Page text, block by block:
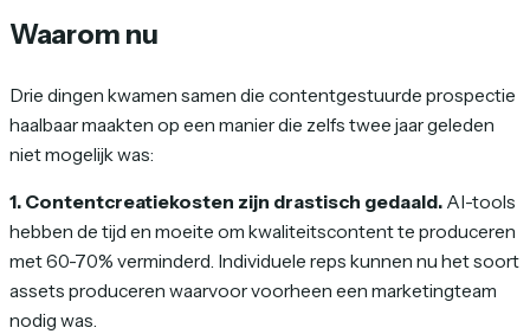
Waarom nu
Drie dingen kwamen samen die contentgestuurde prospectie
haalbaar maakten op een manier die zelfs twee jaar geleden
niet mogelijk was:
1. Contentcreatiekosten zijn drastisch gedaald. AI-tools
hebben de tijd en moeite om kwaliteitscontent te produceren
met 60-70% verminderd. Individuele reps kunnen nu het soort
assets produceren waarvoor voorheen een marketingteam
nodig was.